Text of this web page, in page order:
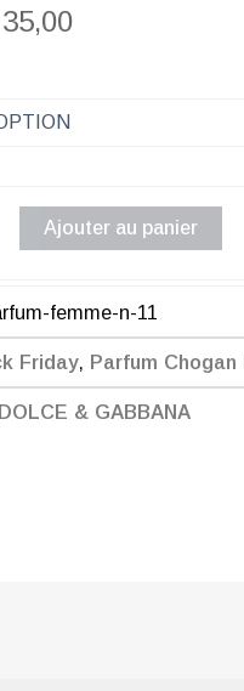
35,00Plage
à
€ 35,00
Ajouter au panier
femme-n-11
Friday, Parfum Chogan
& GABBANA